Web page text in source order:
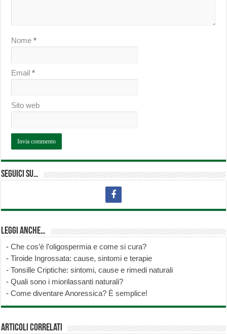
Nome*
Email*
Sito web
Seguici su…
Leggi anche…
-Che cos’è l’oligospermia e come si cura?
-Tiroide Ingrossata: cause, sintomi e terapie
-Tonsille Criptiche: sintomi, cause e rimedi naturali
-Quali sono i miorilassanti naturali?
-Come diventare Anoressica? È semplice!
Articoli correlati